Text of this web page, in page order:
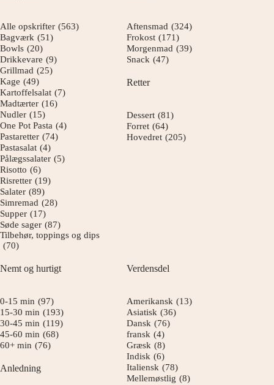
Alle opskrifter (563)
Bagværk (51)
Bowls (20)
Drikkevare (9)
Grillmad (25)
Kage (49)
Kartoffelsalat (7)
Madtærter (16)
Nudler (15)
One Pot Pasta (4)
Pastaretter (74)
Pastasalat (4)
Pålægssalater (5)
Risotto (6)
Risretter (19)
Salater (89)
Simremad (28)
Supper (17)
Søde sager (87)
Tilbehør, toppings og dips
(70)
Aftensmad (324)
Frokost (171)
Morgenmad (39)
Snack (47)
Retter
Dessert (81)
Forret (64)
Hovedret (205)
Nemt og hurtigt
0-15 min (97)
15-30 min (193)
30-45 min (119)
45-60 min (68)
60+ min (76)
Anledning
Verdensdel
Amerikansk (13)
Asiatisk (36)
Dansk (76)
fransk (4)
Græsk (8)
Indisk (6)
Italiensk (78)
Mellemøstlig (8)